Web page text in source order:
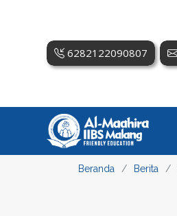
6282122090807
Beranda Berita